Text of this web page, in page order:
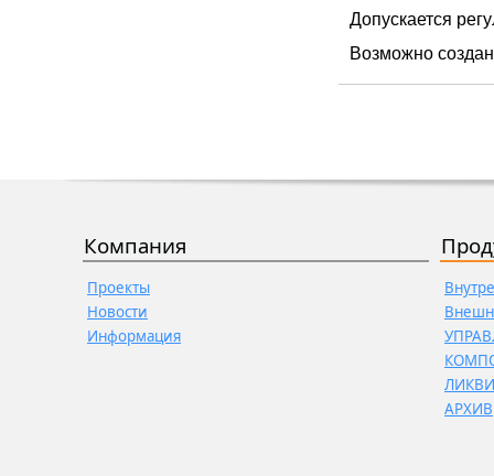
Допускается
Возможно
Компания
Проекты
Новости
Информация
АРХИВ